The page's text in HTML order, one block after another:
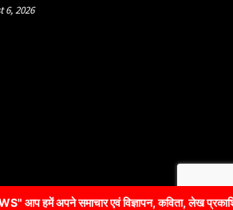
एवं विज्ञापन, कविता, लेख प्रकाशित करने के
6, 2026